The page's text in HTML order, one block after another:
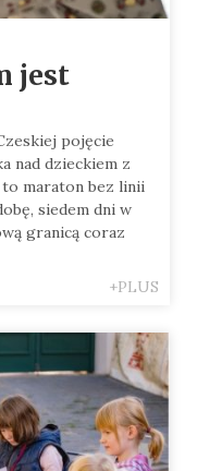
jest
pojęcie
nad dzieckiem z
to maraton bez linii
siedem dni w
granicą coraz
+PLUS